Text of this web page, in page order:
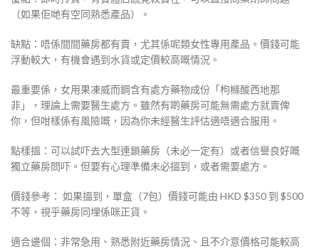
（如果佢哋有空同熟悉產品）。
缺點：唔係間間藥房都有賣，尤其係呢類女性專用產品。價錢可能
浮動較大，有機會遇到水貨或定價較高嘅情況。
最重要係，女用果凍威而鋼含有處方藥物成份「枸櫞酸西地那
非」，理論上需要醫生處方。雖然有啲藥房可能無需處方就賣俾
你，但咁樣係有風險嘅，因為你未經醫生評估適唔適合服用。
點樣搵：可以試吓去大型連鎖藥房（未必一定有）或者信譽良好嘅
獨立藥房問吓。但要有心理準備未必搵到，或者需要處方。
價錢參考： 如果搵到，單盒（7包）價錢可能由 HKD $350 到 $500
不等，視乎藥房同埋係咪正貨。
適合邊個：非常急用、熟悉附近藥房情況、且不介意價格可能較高